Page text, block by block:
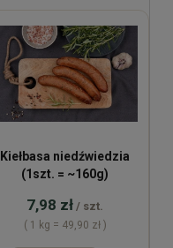
Kiełbasa niedźwiedzia
(1szt. = ~160g)
7,98 zł / szt.
( 1 kg = 49,90 zł )